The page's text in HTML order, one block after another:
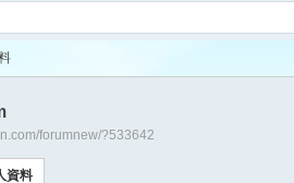
forumnew/?533642
資料